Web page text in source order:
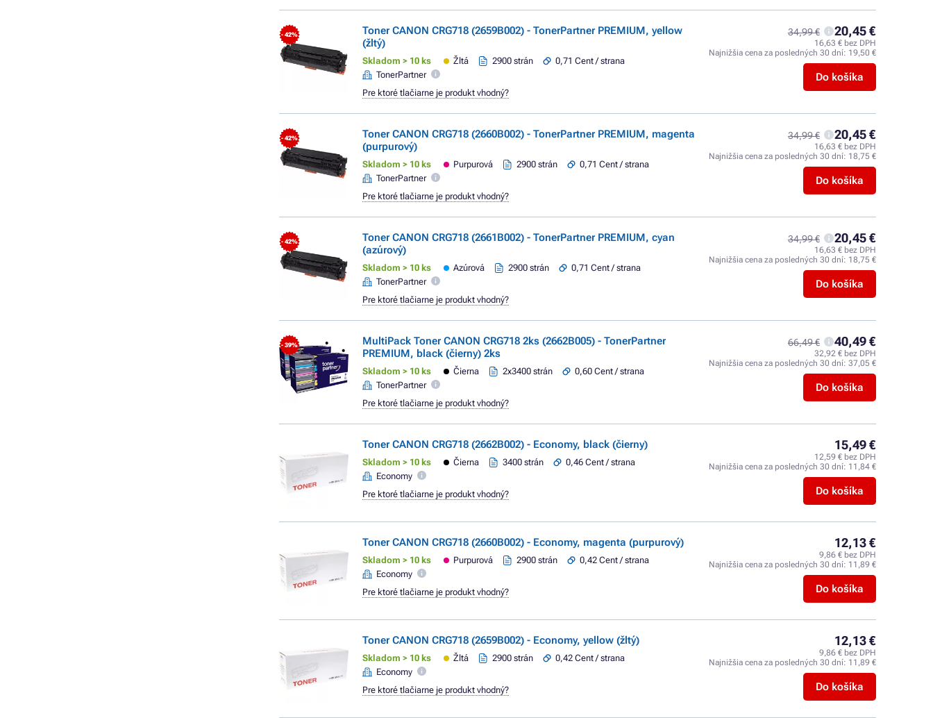
- 42%
Toner CANON CRG718 (2659B002) - TonerPartner PREMIUM, yellow
(žltý)
Skladom > 10 ks Žltá 2900 strán
0,71 Cent / strana
TonerPartner
34,99 € 20,45 €
16,63 € bez DPH
Najnižšia cena za posledných 30 dní: 19,50 €
Do košíka
Pre ktoré tlačiarne je produkt vhodný?
- 42%
Toner CANON CRG718 (2660B002) - TonerPartner PREMIUM, magenta
(purpurový)
Skladom > 10 ks Purpurová 2900 strán
0,71 Cent / strana
TonerPartner
34,99 € 20,45 €
16,63 € bez DPH
Najnižšia cena za posledných 30 dní: 18,75 €
Do košíka
Pre ktoré tlačiarne je produkt vhodný?
- 42%
Toner CANON CRG718 (2661B002) - TonerPartner PREMIUM, cyan
(azúrový)
Skladom > 10 ks Azúrová 2900 strán
0,71 Cent / strana
TonerPartner
34,99 € 20,45 €
16,63 € bez DPH
Najnižšia cena za posledných 30 dní: 18,75 €
Do košíka
Pre ktoré tlačiarne je produkt vhodný?
- 39%
MultiPack Toner CANON CRG718 2ks (2662B005) - TonerPartner
PREMIUM, black (čierny) 2ks
Skladom > 10 ks Čierna 2x3400 strán
0,60 Cent / strana
TonerPartner
66,49 € 40,49 €
32,92 € bez DPH
Najnižšia cena za posledných 30 dní: 37,05 €
Do košíka
Pre ktoré tlačiarne je produkt vhodný?
Toner CANON CRG718 (2662B002) - Economy, black (čierny)
Skladom > 10 ks Čierna 3400 strán
0,46 Cent / strana
Economy
15,49 €
12,59 € bez DPH
Najnižšia cena za posledných 30 dní: 11,84 €
Do košíka
Pre ktoré tlačiarne je produkt vhodný?
Toner CANON CRG718 (2660B002) - Economy, magenta (purpurový)
Skladom > 10 ks Purpurová 2900 strán
0,42 Cent / strana
Economy
12,13 €
9,86 € bez DPH
Najnižšia cena za posledných 30 dní: 11,89 €
Do košíka
Pre ktoré tlačiarne je produkt vhodný?
Toner CANON CRG718 (2659B002) - Economy, yellow (žltý)
Skladom > 10 ks Žltá 2900 strán
0,42 Cent / strana
Economy
12,13 €
9,86 € bez DPH
Najnižšia cena za posledných 30 dní: 11,89 €
Do košíka
Pre ktoré tlačiarne je produkt vhodný?